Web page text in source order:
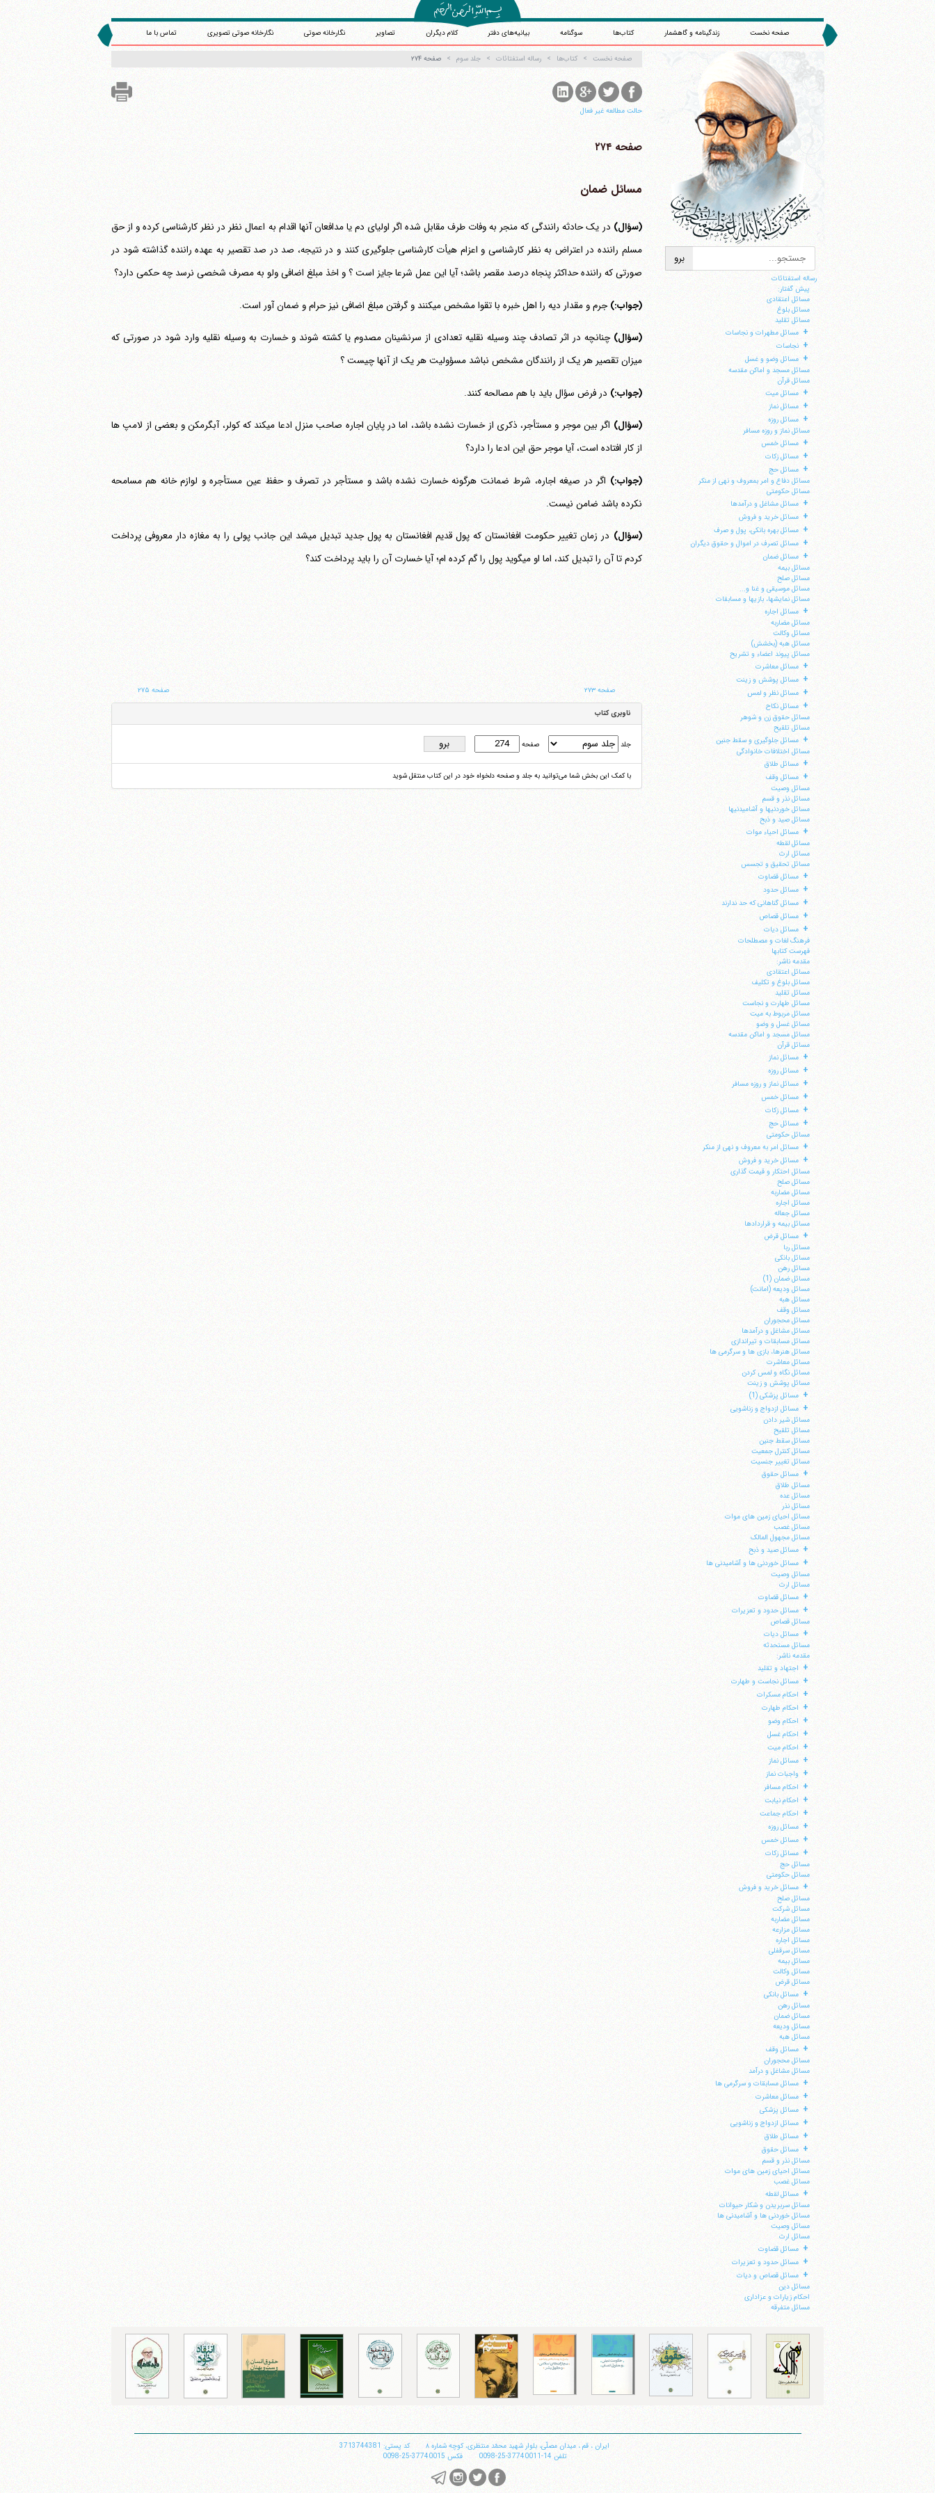
صفحه نخست زندگینامه و گاهشمار کتاب‌ها سوگنامه بیانیه‌های دفتر کلام دیگران تصاویر نگارخانه صوتی نگارخانه صوتی تصویری تماس با ما
رساله استفتائات
پیش گفتار:
مسائل اعتقادی
مسائل بلوغ
مسائل تقلید
+ مسائل مطهرات و نجاسات
+ نجاسات
+ مسائل وضو و غسل
مسائل مسجد و اماکن مقدسه
مسائل قرآن
+ مسائل میت
+ مسائل نماز
+ مسائل روزه
مسائل نماز و روزه مسافر
+ مسائل خمس
+ مسائل زکات
+ مسائل حج
مسائل دفاع و امر بمعروف و نهی از منکر
مسائل حکومتی
+ مسائل مشاغل و درآمدها
+ مسائل خرید و فروش
+ مسائل بهره بانکی، پول و صرف
+ مسائل تصرف در اموال و حقوق دیگران
+ مسائل ضمان
مسائل بیمه
مسائل صلح
مسائل موسیقی و غنا و...
مسائل نمایشها، بازیها و مسابقات
+ مسائل اجاره
مسائل مضاربه
مسائل وکالت
مسائل هبه (بخشش)
مسائل پیوند اعضاء و تشریح
+ مسائل معاشرت
+ مسائل پوشش و زینت
+ مسائل نظر و لمس
+ مسائل نکاح
مسائل حقوق زن و شوهر
مسائل تلقیح
+ مسائل جلوگیری و سقط جنین
مسائل اختلافات خانوادگی
+ مسائل طلاق
+ مسائل وقف
مسائل وصیت
مسائل نذر و قسم
مسائل خوردنیها و آشامیدنیها
مسائل صید و ذبح
+ مسائل احیاء موات
مسائل لقطه
مسائل ارث
مسائل تحقیق و تجسس
+ مسائل قضاوت
+ مسائل حدود
+ مسائل گناهانی که حد ندارند
+ مسائل قصاص
+ مسائل دیات
فرهنگ لغات و مصطلحات
فهرست کتابها
مقدمه ناشر:
مسائل اعتقادی
مسائل بلوغ و تکلیف
مسائل تقلید
مسائل طهارت و نجاست
مسائل مربوط به میت
مسائل غسل و وضو
مسائل مسجد و اماکن مقدسه
مسائل قرآن
+ مسائل نماز
+ مسائل روزه
+ مسائل نماز و روزه مسافر
+ مسائل خمس
+ مسائل زکات
+ مسائل حج
مسائل حکومتی
+ مسائل امر به معروف و نهی از منکر
+ مسائل خرید و فروش
مسائل احتکار و قیمت گذاری
مسائل صلح
مسائل مضاربه
مسائل اجاره
مسائل جعاله
مسائل بیمه و قراردادها
+ مسائل قرض
مسائل ربا
مسائل بانکی
مسائل رهن
مسائل ضمان (1)
مسائل ودیعه (امانت)
مسائل هبه
مسائل وقف
مسائل محجوران
مسائل مشاغل و درآمدها
مسائل مسابقات و تیراندازی
مسائل هنرها، بازی ها و سرگرمی ها
مسائل معاشرت
مسائل نگاه و لمس کردن
مسائل پوشش و زینت
+ مسائل پزشکی (1)
+ مسائل ازدواج و زناشویی
مسائل شیر دادن
مسائل تلقیح
مسائل سقط جنین
مسائل کنترل جمعیت
مسائل تغییر جنسیت
+ مسائل حقوق
مسائل طلاق
مسائل عده
مسائل نذر
مسائل احیای زمین های موات
مسائل غصب
مسائل مجهول المالک
+ مسائل صید و ذبح
+ مسائل خوردنی ها و آشامیدنی ها
مسائل وصیت
مسائل ارث
+ مسائل قضاوت
+ مسائل حدود و تعزیرات
مسائل قصاص
+ مسائل دیات
مسائل مستحدثه
مقدمه ناشر:
+ اجتهاد و تقلید
+ مسائل نجاست و طهارت
+ احکام مسکرات
+ احکام طهارت
+ احکام وضو
+ احکام غسل
+ احکام میت
+ مسائل نماز
+ واجبات نماز
+ احکام مسافر
+ احکام نیابت
+ احکام جماعت
+ مسائل روزه
+ مسائل خمس
+ مسائل زکات
مسائل حج
مسائل حکومتی
+ مسائل خرید و فروش
مسائل صلح
مسائل شرکت
مسائل مضاربه
مسائل مزارعه
مسائل اجاره
مسائل سرقفلی
مسائل بیمه
مسائل وکالت
مسائل قرض
+ مسائل بانکی
مسائل رهن
مسائل ضمان
مسائل ودیعه
مسائل هبه
+ مسائل وقف
مسائل محجوران
مسائل مشاغل و درآمد
+ مسائل مسابقات و سرگرمی ها
+ مسائل معاشرت
+ مسائل پزشکی
+ مسائل ازدواج و زناشویی
+ مسائل طلاق
+ مسائل حقوق
مسائل نذر و قسم
مسائل احیای زمین های موات
مسائل غصب
+ مسائل لقطه
مسائل سربریدن و شکار حیوانات
مسائل خوردنی ها و آشامیدنی ها
مسائل وصیت
مسائل ارث
+ مسائل قضاوت
+ مسائل حدود و تعزیرات
+ مسائل قصاص و دیات
مسائل دین
احکام زیارات و عزاداری
مسائل متفرقه
صفحه نخست کتاب‌ها رساله استفتائات جلد سوم صفحه ۲۷۴
حالت مطالعه غیر فعال
صفحه ۲۷۴
مسائل ضمان
(سؤال) در یک حادثه رانندگی که منجر به وفات طرف مقابل شده اگر اولیای دم یا مدافعان آنها اقدام به اعمال نظر در نظر کارشناسی کرده و از حق
مسلم راننده در اعتراض به نظر کارشناسی و اعزام هیأت کارشناسی جلوگیری کنند و در نتیجه، صد در صد تقصیر به عهده راننده گذاشته شود در
صورتی که راننده حداکثر پنجاه درصد مقصر باشد؛ آیا این عمل شرعا جایز است ؟ و اخذ مبلغ اضافی ولو به مصرف شخصی نرسد چه حکمی دارد؟
(جواب:)جرم و مقدار دیه را اهل خبره با تقوا مشخص می‎کنند و گرفتن مبلغ اضافی نیز حرام و ضمان آور است.
(سؤال)چنانچه در اثر تصادف چند وسیله نقلیه تعدادی از سرنشینان مصدوم یا کشته شوند و خسارت به وسیله نقلیه وارد شود در صورتی که
میزان تقصیر هر یک از رانندگان مشخص نباشد مسؤولیت هر یک از آنها چیست ؟
(جواب:) در فرض سؤال باید با هم مصالحه کنند.
(سؤال)
اگر بین موجر و مستأجر، ذکری از خسارت نشده باشد، اما در پایان اجاره صاحب منزل ادعا می‎کند که کولر، آبگرمکن و بعضی از لامپ ها
از کار افتاده است، آیا موجر حق این ادعا را دارد؟
(جواب:) اگر در صیغه اجاره، شرط ضمانت هرگونه خسارت نشده باشد و مستأجر در تصرف و حفظ عین مستأجره و لوازم خانه هم مسامحه
نکرده باشد ضامن نیست.
(سؤال)
در زمان تغییر حکومت افغانستان که پول قدیم افغانستان به پول جدید تبدیل می‎شد این جانب پولی را به مغازه دار معروفی پرداخت
کردم تا آن را تبدیل کند، اما او می‎گوید پول را گم کرده ام؛ آیا خسارت آن را باید پرداخت کند؟
صفحه ۲۷۳ صفحه ۲۷۵
ناوبری کتاب
جلد صفحه
با کمک این بخش شما می‌توانید به جلد و صفحه دلخواه خود در این کتاب منتقل شوید
ایران ، قم ، میدان مصلّی، بلوار شهید محمّد منتظری، كوچه شماره ٨
کد پستی: 3713744381
تلفن 14-37740011-25-0098 فکس 37740015-25-0098